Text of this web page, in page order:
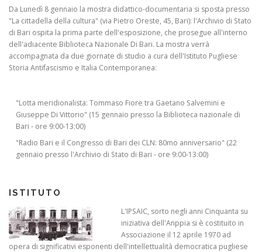
Da Lunedì 8 gennaio la mostra didattico-documentaria si sposta presso
"La cittadella della cultura" (via Pietro Oreste, 45, Bari): l'Archivio di Stato
di Bari ospita la prima parte dell'esposizione, che prosegue all'interno
dell'adiacente Biblioteca Nazionale Di Bari. La mostra verrà
accompagnata da due giornate di studio a cura dell'Istituto Pugliese
Storia Antifascismo e Italia Contemporanea:
"Lotta meridionalista: Tommaso Fiore tra Gaetano Salvemini e
Giuseppe Di Vittorio" (15 gennaio presso la Biblioteca nazionale di
Bari - ore 9:00-13:00)
"Radio Bari e il Congresso di Bari dei CLN: 80mo anniversario" (22
gennaio presso l'Archivio di Stato di Bari - ore 9:00-13:00)
ISTITUTO
L'IPSAIC, sorto negli anni Cinquanta su
iniziativa dell'Anppia si è costituito in
Associazione il 12 aprile 1970 ad
opera di significativi esponenti dell'intellettualità democratica pugliese